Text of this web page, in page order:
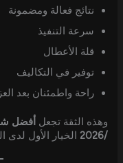
نتائج فعالة ومضمونة
سرعة التنفيذ
قلة الأعطال
توفير في التكاليف
راحة واطمئنان بعد
وهذه الثقة تجعل أفضل
/2026
الخيار الأول لدى